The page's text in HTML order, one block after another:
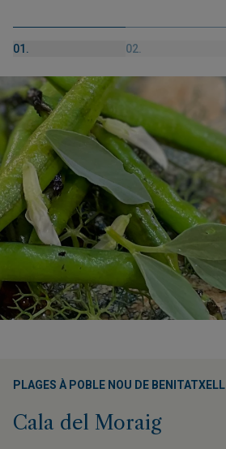
01. 02.
PLAGES À POBLE NOU DE BENITATXELL
Cala del Moraig